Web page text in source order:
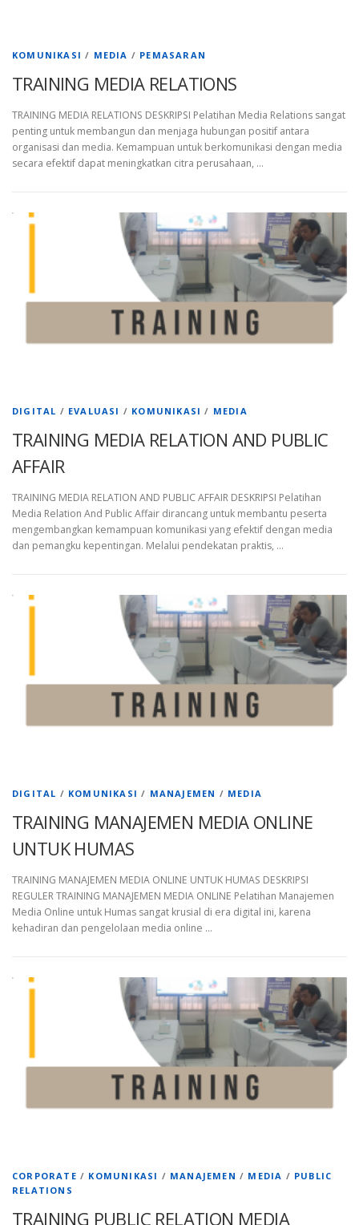
KOMUNIKASI / MEDIA / PEMASARAN
TRAINING MEDIA RELATIONS
TRAINING MEDIA RELATIONS DESKRIPSI Pelatihan Media Relations sangat
penting untuk membangun dan menjaga hubungan positif antara
organisasi dan media. Kemampuan untuk berkomunikasi dengan media
secara efektif dapat meningkatkan citra perusahaan, …
DIGITAL / EVALUASI / KOMUNIKASI / MEDIA
TRAINING MEDIA RELATION AND PUBLIC
AFFAIR
TRAINING MEDIA RELATION AND PUBLIC AFFAIR DESKRIPSI Pelatihan
Media Relation And Public Affair dirancang untuk membantu peserta
mengembangkan kemampuan komunikasi yang efektif dengan media
dan pemangku kepentingan. Melalui pendekatan praktis, …
DIGITAL / KOMUNIKASI / MANAJEMEN / MEDIA
TRAINING MANAJEMEN MEDIA ONLINE
UNTUK HUMAS
TRAINING MANAJEMEN MEDIA ONLINE UNTUK HUMAS DESKRIPSI
REGULER TRAINING MANAJEMEN MEDIA ONLINE Pelatihan Manajemen
Media Online untuk Humas sangat krusial di era digital ini, karena
kehadiran dan pengelolaan media online …
CORPORATE / KOMUNIKASI / MANAJEMEN / MEDIA / PUBLIC
RELATIONS
TRAINING PUBLIC RELATION MEDIA